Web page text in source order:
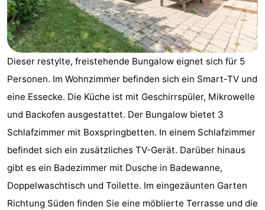
De
Grote
Geere
Campings
Chambre
d'hôtes
Chaumières
-
Bos
en
Duin
-
De
Grote
Geere
-
De
Zandput
-
Dennenbos
-
Dieser restylte, freistehende Bungalow eignet sich für 5
Personen. Im Wohnzimmer befinden sich ein Smart-TV und
eine Essecke. Die Küche ist mit Geschirrspüler, Mikrowelle
und Backofen ausgestattet. Der Bungalow bietet 3
Schlafzimmer mit Boxspringbetten. In einem Schlafzimmer
befindet sich ein zusätzliches TV-Gerät. Darüber hinaus
gibt es ein Badezimmer mit Dusche in Badewanne,
Doppelwaschtisch und Toilette. Im eingezäunten Garten
Richtung Süden finden Sie eine möblierte Terrasse und die